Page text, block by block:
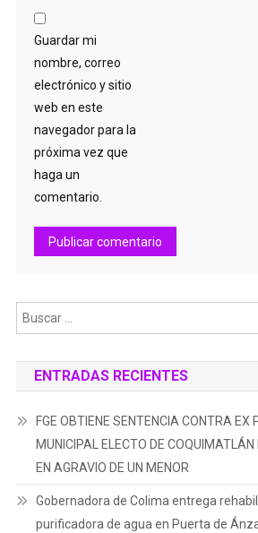
Guardar mi
nombre, correo
electrónico y sitio
web en este
navegador para la
próxima vez que
haga un
comentario.
ENTRADAS RECIENTES
FGE OBTIENE SENTENCIA CONTRA EX
MUNICIPAL ELECTO DE
EN AGRAVIO DE UN MENOR
Gobernadora de Colima entrega
purificadora de agua en Puerta de